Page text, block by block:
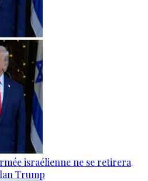
israélienne ne se retirera
Trump